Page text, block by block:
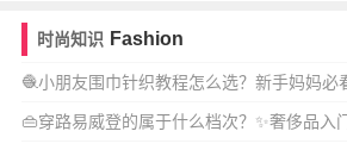
时尚知识 Fashion
🧶小朋友围巾针织教程怎么选？新手妈妈必
👜穿路易威登的属于什么档次？✨奢侈品入